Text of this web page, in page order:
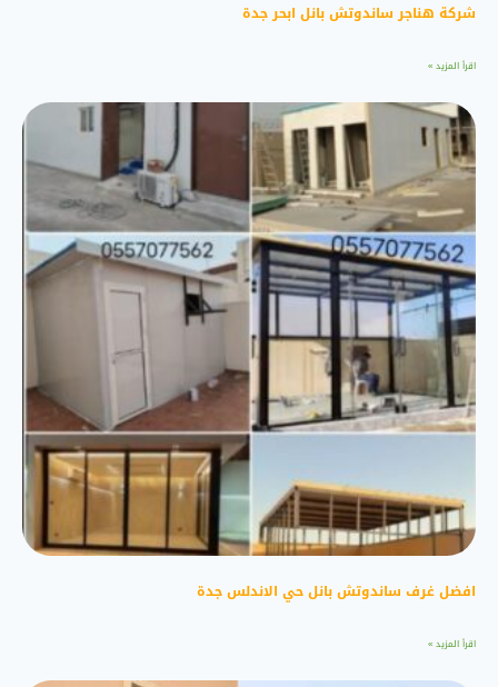
شركة هناجر ساندوتش بانل ابحر جدة
اقرأ المزيد »
افضل غرف ساندوتش بانل حي الاندلس جدة
اقرأ المزيد »